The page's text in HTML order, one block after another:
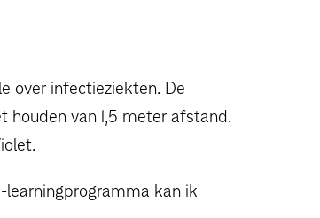
over infectieziekten. De
houden van 1,5 meter afstand.
learningprogramma kan ik